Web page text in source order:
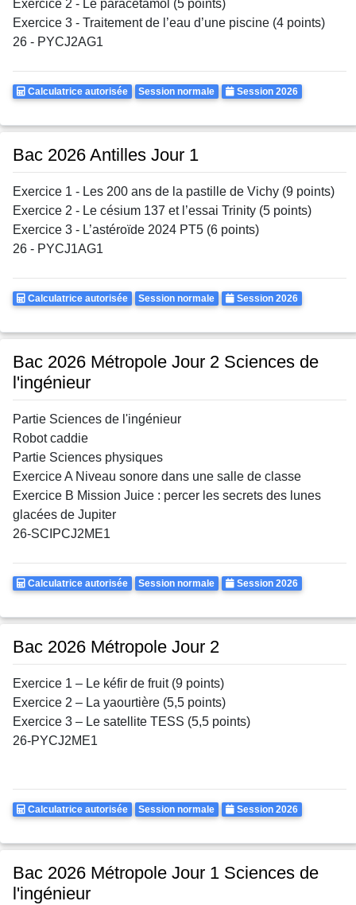
Exercice 2 - Le paracétamol (5 points)
Exercice 3 - Traitement de l’eau d’une piscine (4 points)
26 - PYCJ2AG1
Calculatrice
Calculatrice autorisée Rattrapages
Session normale Annee
Session 2026
Bac 2026 Antilles Jour 1
Exercice 1 - Les 200 ans de la pastille de Vichy (9 points)
Exercice 2 - Le césium 137 et l’essai Trinity (5 points)
Exercice 3 - L’astéroïde 2024 PT5 (6 points)
26 - PYCJ1AG1
Calculatrice
Calculatrice autorisée Rattrapages
Session normale Annee
Session 2026
Bac 2026 Métropole Jour 2 Sciences de
l'ingénieur
Partie Sciences de l'ingénieur
Robot caddie
Partie Sciences physiques
Exercice A Niveau sonore dans une salle de classe
Exercice B Mission Juice : percer les secrets des lunes
glacées de Jupiter
26-SCIPCJ2ME1
Calculatrice
Calculatrice autorisée Rattrapages
Session normale Annee
Session 2026
Bac 2026 Métropole Jour 2
Exercice 1 – Le kéfir de fruit (9 points)
Exercice 2 – La yaourtière (5,5 points)
Exercice 3 – Le satellite TESS (5,5 points)
26-PYCJ2ME1
Calculatrice
Calculatrice autorisée Rattrapages
Session normale Annee
Session 2026
Bac 2026 Métropole Jour 1 Sciences de
l'ingénieur